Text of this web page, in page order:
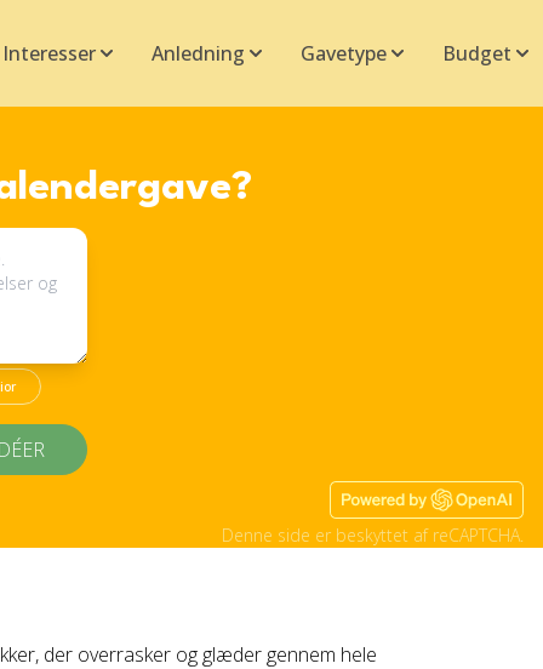
Interesser Anledning Gavetype Budget
Denne side er beskyttet af reCAPTCHA.
der overrasker og glæder gennem hele